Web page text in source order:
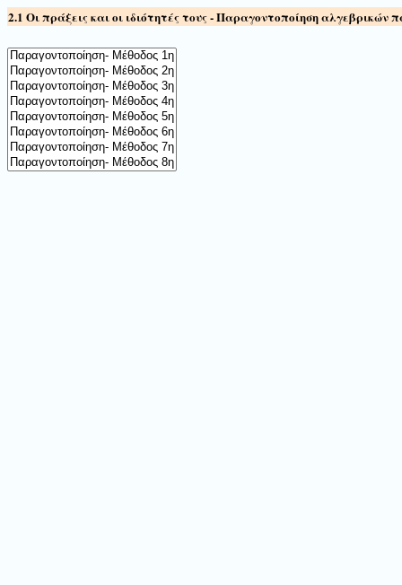
2.1 Οι πράξεις και οι ιδιότητές τους - Παραγοντοποίηση